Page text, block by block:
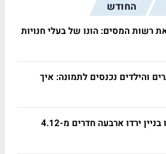
החודש
רשות המסים: הונו של בעלי חנויות
והילדים נכנסים לתמונה: איך
תל בנימין: באותו בניין ירדו ארבעה חדרים מ-4.12